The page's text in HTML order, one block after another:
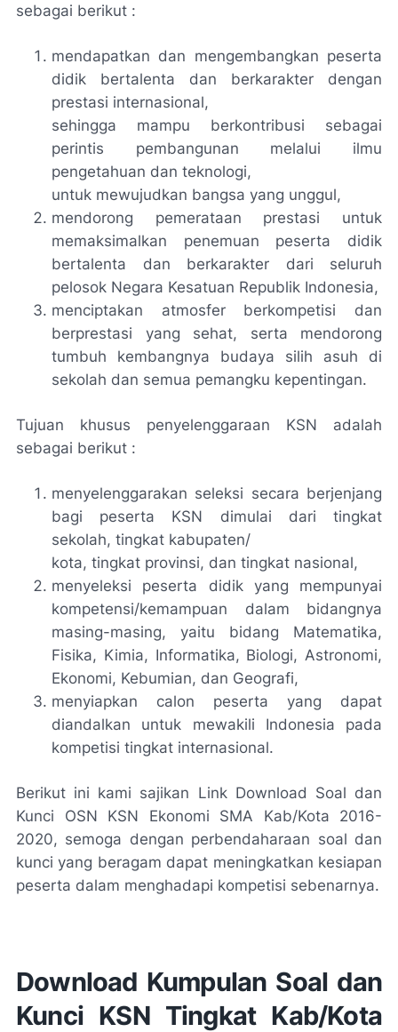
sebagai berikut :
mendapatkan dan mengembangkan peserta
didik bertalenta dan berkarakter dengan
prestasi internasional,
sehingga mampu berkontribusi sebagai
perintis pembangunan melalui ilmu
pengetahuan dan teknologi,
untuk mewujudkan bangsa yang unggul,
mendorong pemerataan prestasi untuk
memaksimalkan penemuan peserta didik
bertalenta dan berkarakter dari seluruh
pelosok Negara Kesatuan Republik Indonesia,
menciptakan atmosfer berkompetisi dan
berprestasi yang sehat, serta mendorong
tumbuh kembangnya budaya silih asuh di
sekolah dan semua pemangku kepentingan.
Tujuan khusus penyelenggaraan KSN adalah
sebagai berikut :
menyelenggarakan seleksi secara berjenjang
bagi peserta KSN dimulai dari tingkat
sekolah, tingkat kabupaten/
kota, tingkat provinsi, dan tingkat nasional,
menyeleksi peserta didik yang mempunyai
kompetensi/kemampuan dalam bidangnya
masing-masing, yaitu bidang Matematika,
Fisika, Kimia, Informatika, Biologi, Astronomi,
Ekonomi, Kebumian, dan Geografi,
menyiapkan calon peserta yang dapat
diandalkan untuk mewakili Indonesia pada
kompetisi tingkat internasional.
Berikut ini kami sajikan Link Download Soal dan
Kunci OSN KSN Ekonomi SMA Kab/Kota 2016-
2020, semoga dengan perbendaharaan soal dan
kunci yang beragam dapat meningkatkan kesiapan
peserta dalam menghadapi kompetisi sebenarnya.
Download Kumpulan Soal dan
Kunci KSN Tingkat Kab/Kota